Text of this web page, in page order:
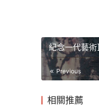
紀念一代藝
Previous
相關推薦